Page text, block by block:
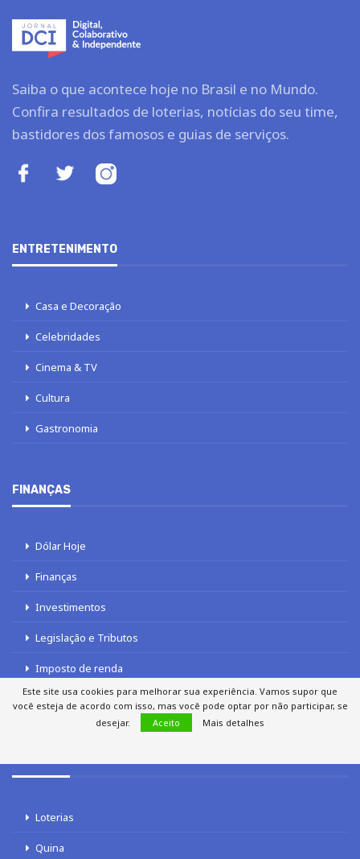
Saiba o que acontece hoje no Brasil e no Mundo.
Confira resultados de loterias, notícias do seu time,
bastidores dos famosos e guias de serviços.
ENTRETENIMENTO
Casa e Decoração
Celebridades
Cinema & TV
Cultura
Gastronomia
FINANÇAS
Dólar Hoje
Finanças
Investimentos
Legislação e Tributos
Imposto de renda
INSS
Loterias
Quina
Este site usa cookies para melhorar sua experiência. Vamos supor que
você esteja de acordo com isso, mas você pode optar por não participar, se
desejar.
Aceito Mais detalhes